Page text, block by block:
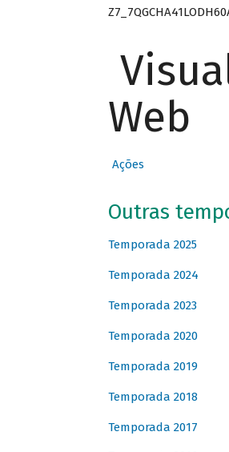
Web
Ações
Outras
Temporada 2025
Temporada 2024
Temporada 2023
Temporada 2020
Temporada 2019
Temporada 2018
Temporada 2017